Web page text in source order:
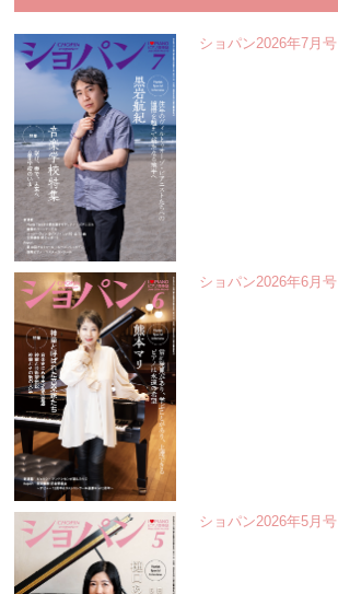
ショパン2026年7月号
ショパン2026年6月号
ショパン2026年5月号